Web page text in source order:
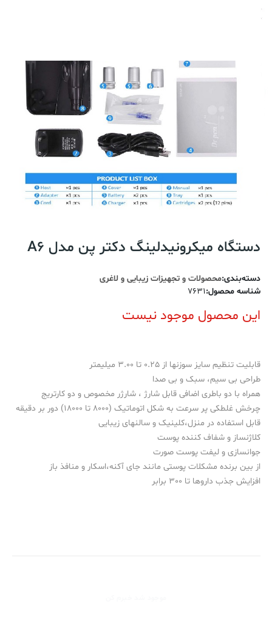
دستگاه میکرونیدلینگ دکتر پن مدل A6
دسته‌بندی:محصولات و تجهیزات زیبایی و لاغری
شناسه محصول:
7631
این محصول موجود نیست
قابلیت تنظیم سایز سوزنها از 0.25 تا 3.00 میلیمتر
طراحی بی سیم، سبک و بی صدا
همراه با دو باطری اضافی قابل شارژ ، شارژر مخصوص و دو کارتریج
چرخش غلطکی پر سرعت به شکل اتوماتیک (8000 تا 18000) دور بر دقیقه
قابل استفاده در منزل،کلینیک و سالنهای زیبایی
کلاژنساز و شفاف کننده پوست
جوانسازی و لیفت پوست صورت
از بین برنده مشکلات پوستی مانند جای آکنه،اسکار و منافذ باز
افزایش جذب داروها تا 300 برابر